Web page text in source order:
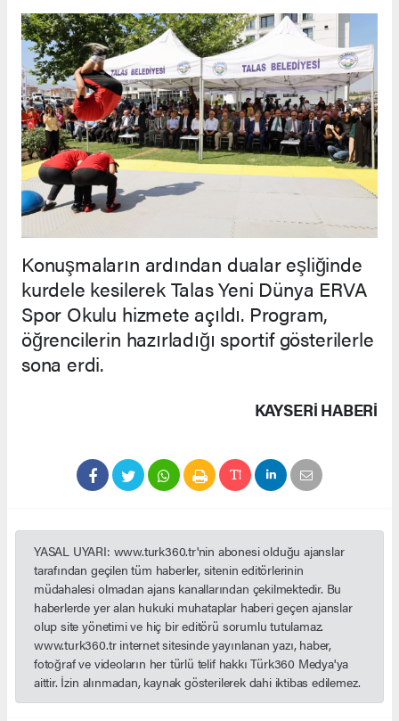
Konuşmaların ardından dualar eşliğinde
kurdele kesilerek Talas Yeni Dünya ERVA
Spor Okulu hizmete açıldı. Program,
öğrencilerin hazırladığı sportif gösterilerle
sona erdi.
KAYSERI HABERİ
YASAL UYARI: www.turk360.tr'nin abonesi olduğu ajanslar
tarafından geçilen tüm haberler, sitenin editörlerinin
müdahalesi olmadan ajans kanallarından çekilmektedir. Bu
haberlerde yer alan hukuki muhataplar haberi geçen ajanslar
olup site yönetimi ve hiç bir editörü sorumlu tutulamaz.
www.turk360.tr internet sitesinde yayınlanan yazı, haber,
fotoğraf ve videoların her türlü telif hakkı Türk360 Medya'ya
aittir. İzin alınmadan, kaynak gösterilerek dahi iktibas edilemez.